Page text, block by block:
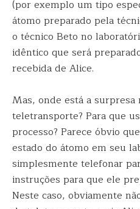
(por exemplo um tipo
átomo preparado pela
o técnico Beto no
idêntico que será
recebida de Alice.
Mas, onde está a surpresa
teletransporte? Para que
processo? Parece óbvio
estado do átomo em seu
simplesmente telefonar
instruções para que ele
Neste caso, obviamente